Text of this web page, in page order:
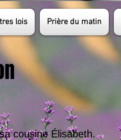
lois Prière du matin
cousine Élisabeth.